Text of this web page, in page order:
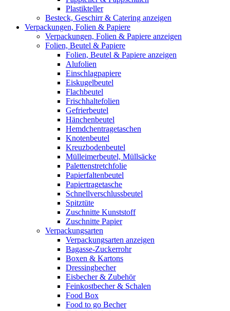
Plastikteller
Besteck, Geschirr & Catering anzeigen
Verpackungen, Folien & Papiere
Verpackungen, Folien & Papiere anzeigen
Folien, Beutel & Papiere
Folien, Beutel & Papiere anzeigen
Alufolien
Einschlagpapiere
Eiskugelbeutel
Flachbeutel
Frischhaltefolien
Gefrierbeutel
Hänchenbeutel
Hemdchentragetaschen
Knotenbeutel
Kreuzbodenbeutel
Mülleimerbeutel, Müllsäcke
Palettenstretchfolie
Papierfaltenbeutel
Papiertragetasche
Schnellverschlussbeutel
Spitztüte
Zuschnitte Kunststoff
Zuschnitte Papier
Verpackungsarten
Verpackungsarten anzeigen
Bagasse-Zuckerrohr
Boxen & Kartons
Dressingbecher
Eisbecher & Zubehör
Feinkostbecher & Schalen
Food Box
Food to go Becher